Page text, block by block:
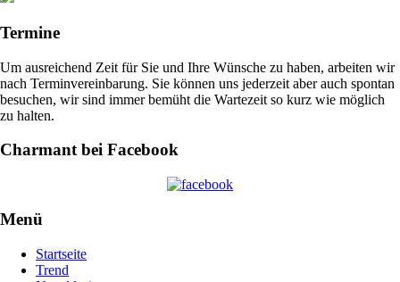
Termine
Um ausreichend Zeit für Sie und Ihre Wünsche zu haben, arbeiten wir
nach Terminvereinbarung. Sie können uns jederzeit aber auch spontan
besuchen, wir sind immer bemüht die Wartezeit so kurz wie möglich
zu halten.
Charmant bei Facebook
Menü
Startseite
Trend